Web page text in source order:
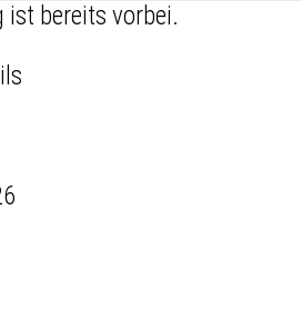
ist bereits vorbei.